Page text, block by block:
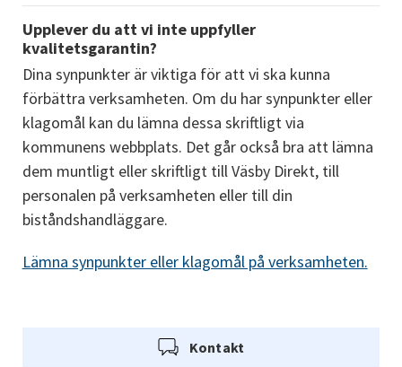
Upplever du att vi inte uppfyller
kvalitetsgarantin?
Dina synpunkter är viktiga för att vi ska kunna
förbättra verksamheten. Om du har synpunkter eller
klagomål kan du lämna dessa skriftligt via
kommunens webbplats. Det går också bra att lämna
dem muntligt eller skriftligt till Väsby Direkt, till
personalen på verksamheten eller till din
biståndshandläggare.
Lämna synpunkter eller klagomål på verksamheten.
Kontakt